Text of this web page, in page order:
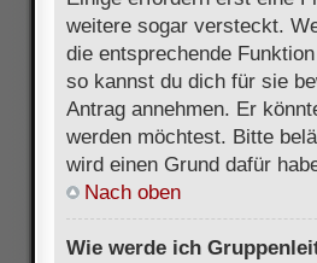
weitere sogar versteckt.
die entsprechende
so kannst du dich für sie
Antrag annehmen. Er
werden möchtest. Bitte
wird einen Grund dafür
Nach oben
Wie werde ich